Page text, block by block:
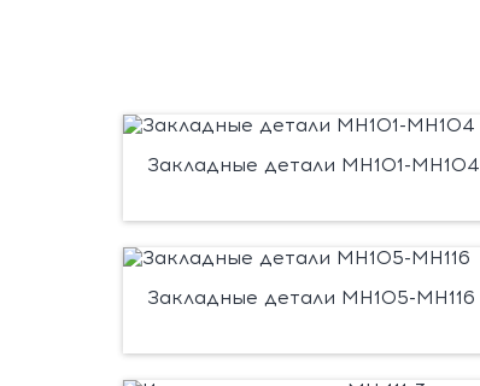
Закладные детали МН101-МН104
Закладные детали МН105-МН116